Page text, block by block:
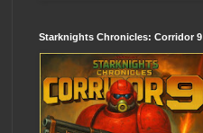
Starknights Chronicles: Corridor 9